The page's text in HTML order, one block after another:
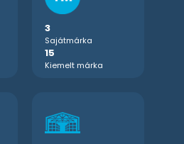
3
Sajátmárka
15
Kiemelt márka
Sajátmárka
Kiemelt márka